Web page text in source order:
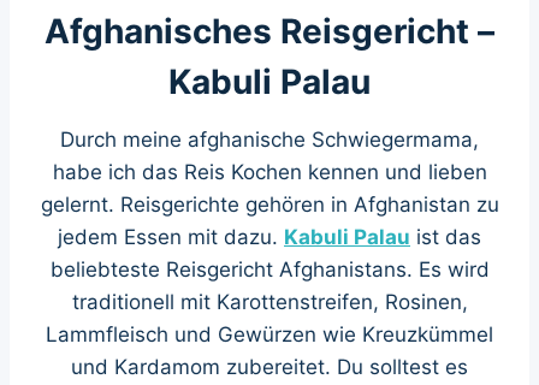
Afghanisches Reisgericht –
Kabuli Palau
Durch meine afghanische Schwiegermama,
habe ich das Reis Kochen kennen und lieben
gelernt. Reisgerichte gehören in Afghanistan zu
jedem Essen mit dazu. Kabuli Palau ist das
beliebteste Reisgericht Afghanistans. Es wird
traditionell mit Karottenstreifen, Rosinen,
Lammfleisch und Gewürzen wie Kreuzkümmel
und Kardamom zubereitet. Du solltest es